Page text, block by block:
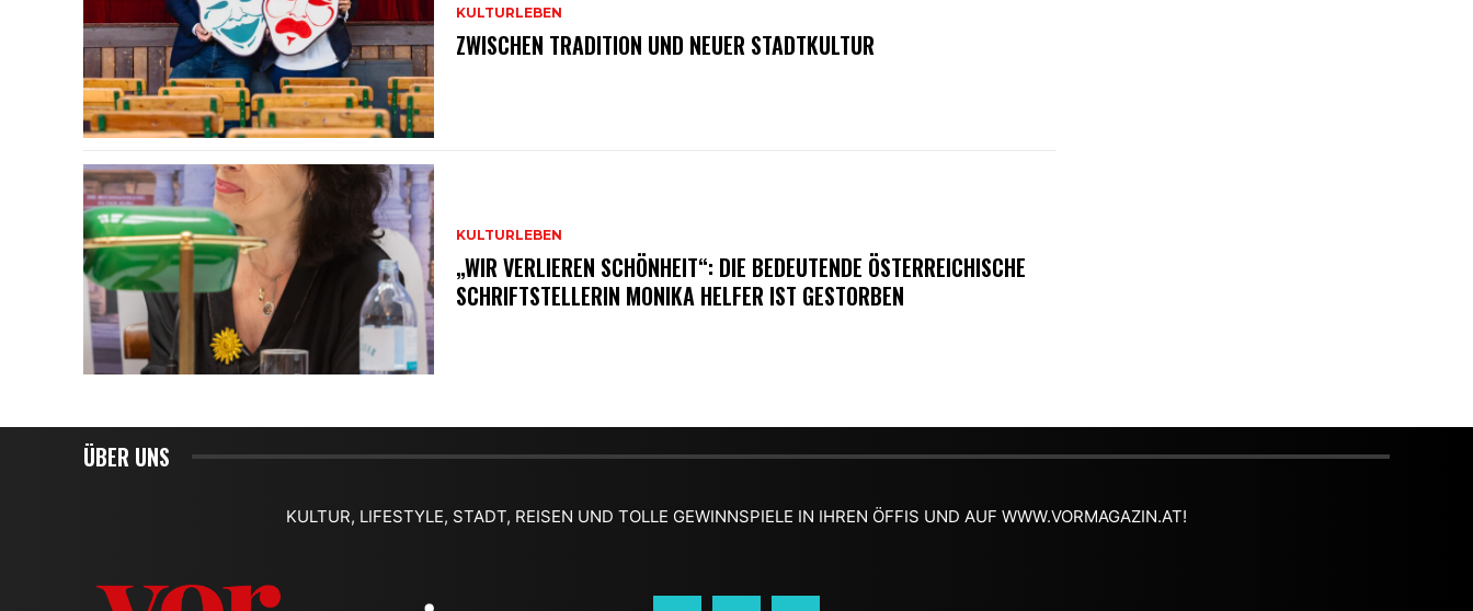
KULTURLEBEN
ZWISCHEN TRADITION UND NEUER STADTKULTUR
KULTURLEBEN
„WIR VERLIEREN SCHÖNHEIT“: DIE BEDEUTENDE ÖSTERREICHISCHE
SCHRIFTSTELLERIN MONIKA HELFER IST GESTORBEN
ÜBER UNS
KULTUR, LIFESTYLE, STADT, REISEN UND TOLLE GEWINNSPIELE IN IHREN ÖFFIS UND AUF WWW.VORMAGAZIN.AT!